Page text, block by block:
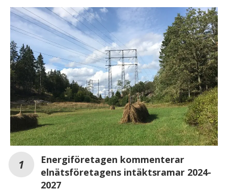
Energiföretagen kommenterar
elnätsföretagens intäktsramar 2024-
2027